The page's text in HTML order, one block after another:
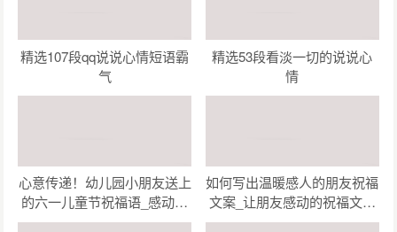
精选107段qq说说心情短语霸
气
精选53段看淡一切的说说心
情
心意传递！幼儿园小朋友送上
的六一儿童节祝福语_感动瞬
间！幼儿园小朋友为六一儿童
如何写出温暖感人的朋友祝福
文案_让朋友感动的祝福文案
创作指南（精选47句）